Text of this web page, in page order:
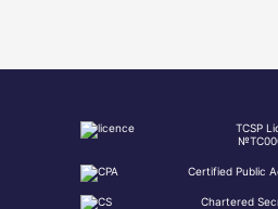
TCSP
Certified Public
Chartered